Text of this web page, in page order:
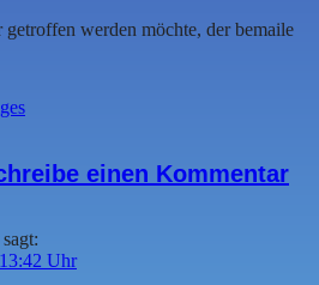
werden möchte, der bemaile
einen Kommentar
sagt:
Uhr